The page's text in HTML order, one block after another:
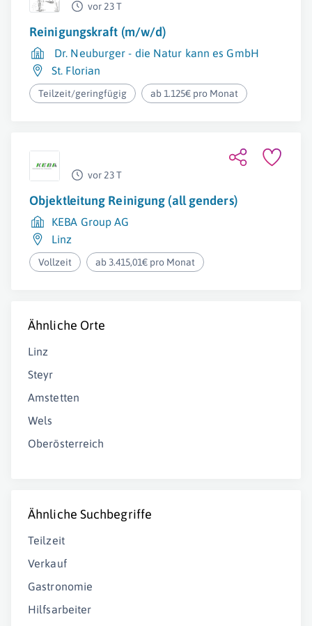
vor 23 T
Reinigungskraft (m/w/d)
Dr. Neuburger - die Natur kann es GmbH
St. Florian
Teilzeit/geringfügig ab 1.125€ pro Monat
vor 23 T
Objektleitung Reinigung (all genders)
KEBA Group AG
Linz
Vollzeit ab 3.415,01€ pro Monat
Ähnliche Orte
Linz
Steyr
Amstetten
Wels
Oberösterreich
Ähnliche Suchbegriffe
Teilzeit
Verkauf
Gastronomie
Hilfsarbeiter